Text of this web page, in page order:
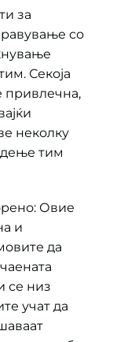
за
со
Секоја
привлечна,
неколку
тим
Овие
и
да
се низ
учат да